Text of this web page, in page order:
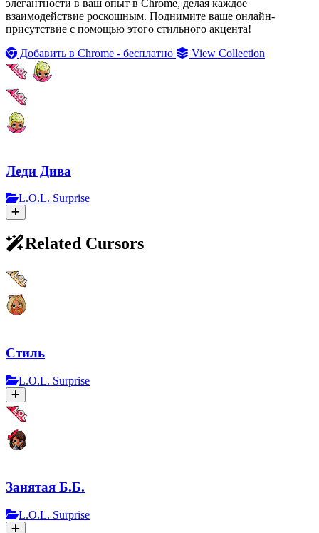
элегантности в ваш опыт в Chrome, делая каждое
взаимодействие роскошным. Поднимите ваше онлайн-
присутствие с помощью этого стильного акцента!
Добавить в Chrome - бесплатно
View Collection
Леди Дива
L.O.L. Surprise
Related Cursors
Стиль
L.O.L. Surprise
Занятая Б.Б.
L.O.L. Surprise